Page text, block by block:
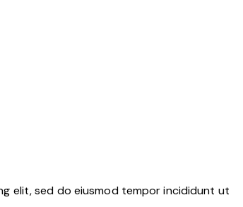
elit, sed do eiusmod tempor incididunt ut